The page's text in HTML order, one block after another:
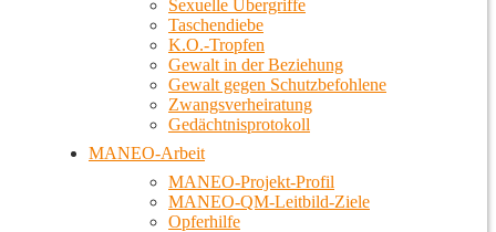
Sexuelle Übergriffe
Taschendiebe
K.O.-Tropfen
Gewalt in der Beziehung
Gewalt gegen Schutzbefohlene
Zwangsverheiratung
Gedächtnisprotokoll
MANEO-Arbeit
MANEO-Projekt-Profil
MANEO-QM-Leitbild-Ziele
Opferhilfe